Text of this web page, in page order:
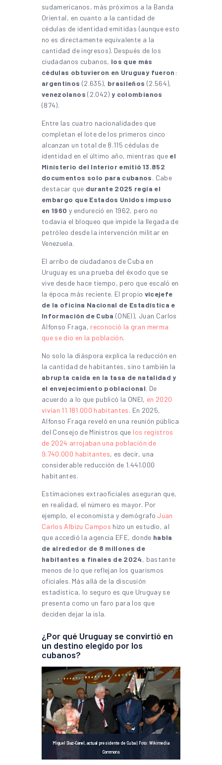
sudamericanos, más próximos a la Banda
Oriental, en cuanto a la cantidad de
cédulas de identidad emitidas (aunque esto
no es directamente equivalente a la
cantidad de ingresos). Después de los
ciudadanos cubanos, los que más
cédulas obtuvieron en Uruguay fueron :
argentinos (2.635), brasileños (2.564),
venezolanos(2.042)y colombianos
(874).
Entre las cuatro nacionalidades que
completan el lote de los primeros cinco
alcanzan un total de 8.115 cédulas de
identidad en el último año, mientras que el
Ministerio del Interior emitió 13.852
documentos solo para cubanos. Cabe
destacar que durante 2025 regía el
embargo que Estados Unidos impuso
en 1960 y endureció en 1962, pero no
todavía el bloqueo que impide la llegada de
petróleo desde la intervención militar en
Venezuela.
El arribo de ciudadanos de Cuba en
Uruguay es una prueba del éxodo que se
vive desde hace tiempo, pero que escaló en
la época más reciente. El propio vicejefe
de la oficina Nacional de Estadística e
Información de Cuba (ONEI), Juan Carlos
Alfonso Fraga, reconoció la gran merma
que se dio en la población.
No solo la diáspora explica la reducción en
la cantidad de habitantes, sino también la
abrupta caída en la tasa de natalidad y
el envejecimiento poblacional. De
acuerdo a lo que publicó la ONEI, en 2020
vivían 11.181.000 habitantes. En 2025,
Alfonso Fraga reveló en una reunión pública
del Consejo de Ministros que los registros
de 2024 arrojaban una población de
9.740.000 habitantes, es decir, una
considerable reducción de 1.441.000
habitantes.
Estimaciones extraoficiales aseguran que,
en realidad, el número es mayor. Por
ejemplo, el economista y demógrafo Juan
Carlos Albizu Campos hizo un estudio, al
que accedió la agencia EFE, donde habla
de alrededor de 8 millones de
habitantes a finales de 2024, bastante
menos de lo que reflejan los guarismos
oficiales. Más allá de la discusión
estadística, lo seguro es que Uruguay se
presenta como un faro para los que
deciden dejar la isla.
¿Por qué Uruguay se convirtió en
un destino elegido por los
cubanos?
Miguel Díaz-Canel, actual presidente de Cuba | Foto: Wikimedia
Commons